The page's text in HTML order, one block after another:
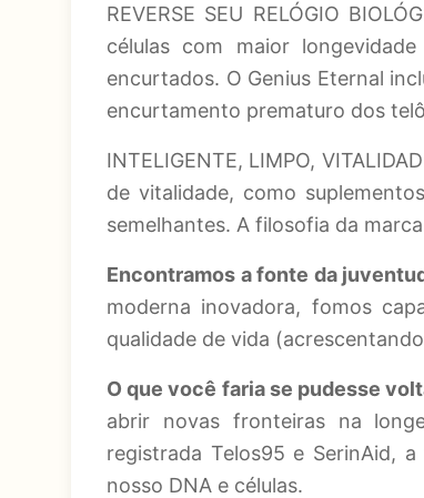
REVERSE SEU RELÓGIO
células com maior
encurtados. O Genius Eternal
encurtamento prematuro dos
INTELIGENTE, LIMPO,
de vitalidade, como
semelhantes. A filosofia da
Encontramos a fonte da
moderna inovadora, fomos
qualidade de vida
O que você faria se pudesse
abrir novas fronteiras na
registrada Telos95 e SerinAid,
nosso DNA e células.